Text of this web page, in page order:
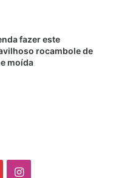
fazer este
rocambole de
moída
Instagram